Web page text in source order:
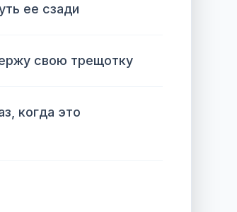
ее сзади
свою трещотку
когда это